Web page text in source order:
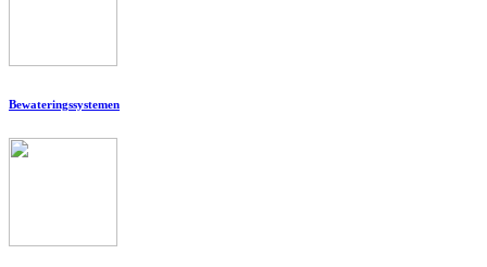
Bewateringssystemen